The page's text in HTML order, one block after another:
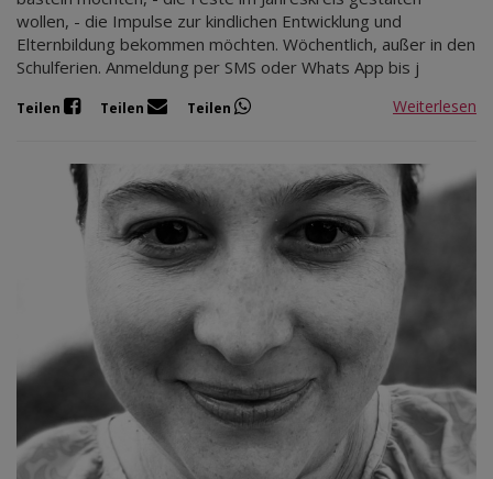
wollen, - die Impulse zur kindlichen Entwicklung und
Elternbildung bekommen möchten. Wöchentlich, außer in den
Schulferien. Anmeldung per SMS oder Whats App bis j
Teilen Teilen Teilen Weiterlesen